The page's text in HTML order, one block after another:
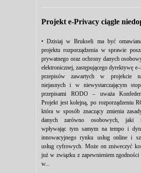
Projekt e-Privacy ciągle
• Dzisiaj w Brukseli ma być
projektu rozporządzenia w sprawie
prywatnego oraz ochrony danych
elektronicznej, zastępującego dyrektywę
przepisów zawartych w projekcie
niejasnych i w niewystarczającym
przepisami RODO – uważa
Projekt jest kolejną, po rozporządzeniu
która w sposób znaczący zmienia
danych zarówno osobowych, jaki i
wpływając tym samym na tempo i
innowacyjnego rynku usług online i
usług cyfrowych. Może on zniweczyć
już w związku z zapewnieniem
w...